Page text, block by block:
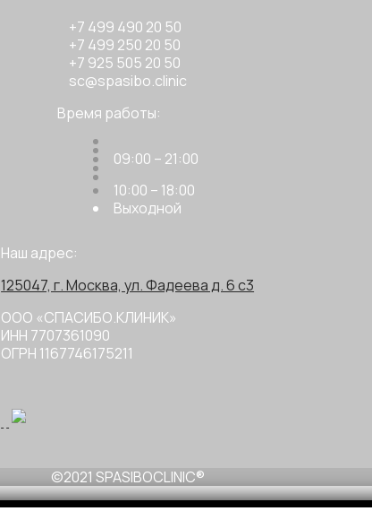
+7 499 490 20 50
+7 499 250 20 50
+7 925 505 20 50
sc@spasibo.clinic
Время работы:
09:00 – 21:00
10:00 – 18:00
Выходной
Наш адрес:
125047, г. Москва, ул. Фадеева д. 6 с3
ООО «СПАСИБО.КЛИНИК»
ИНН 7707361090
ОГРН 1167746175211
©2021 SPASIBOCLINIC®